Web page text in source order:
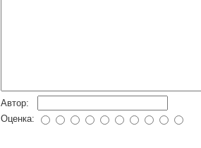
Автор:
Оценка: